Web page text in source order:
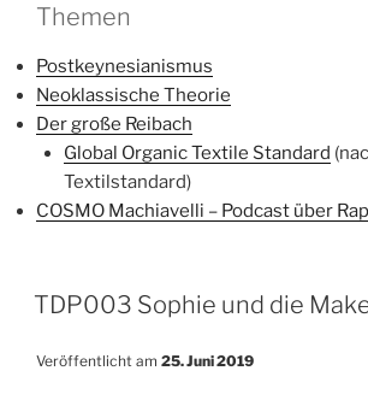
Themen
Postkeynesianismus
Neoklassische Theorie
Der große Reibach
Global Organic Textile Standard
Textilstandard)
COSMO Machiavelli – Podcast über
TDP003 Sophie und die
Veröffentlicht am 25. Juni 2019